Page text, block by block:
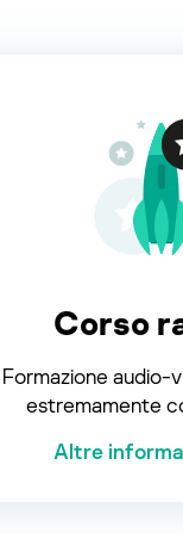
Corso
Formazione audio-
estremamente
Altre